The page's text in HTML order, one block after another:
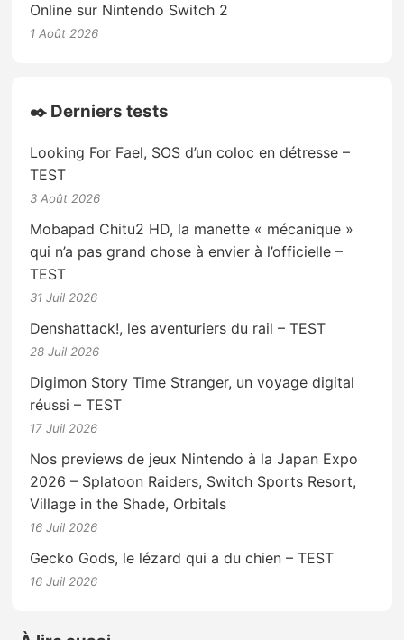
Online sur Nintendo Switch 2
1 Août 2026
✒️ Derniers tests
Looking For Fael, SOS d’un coloc en détresse –
TEST
3 Août 2026
Mobapad Chitu2 HD, la manette « mécanique »
qui n’a pas grand chose à envier à l’officielle –
TEST
31 Juil 2026
Denshattack!, les aventuriers du rail – TEST
28 Juil 2026
Digimon Story Time Stranger, un voyage digital
réussi – TEST
17 Juil 2026
Nos previews de jeux Nintendo à la Japan Expo
2026 – Splatoon Raiders, Switch Sports Resort,
Village in the Shade, Orbitals
16 Juil 2026
Gecko Gods, le lézard qui a du chien – TEST
16 Juil 2026